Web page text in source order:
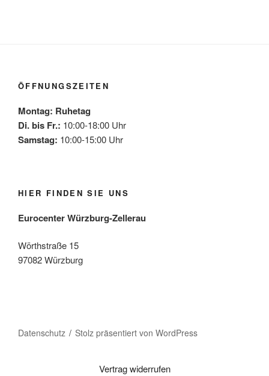
ÖFFNUNGSZEITEN
Montag: Ruhetag
Di. bis Fr.: 10:00-18:00 Uhr
Samstag: 10:00-15:00 Uhr
HIER FINDEN SIE UNS
Eurocenter Würzburg-Zellerau
Wörthstraße 15
97082 Würzburg
Datenschutz Stolz präsentiert von WordPress
Vertrag widerrufen